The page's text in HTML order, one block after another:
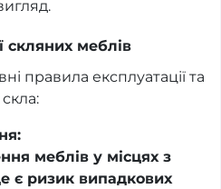
скляних меблів
правила експлуатації та
меблів у місцях з
є ризик випадкових